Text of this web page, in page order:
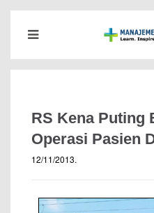
RS Kena Puting
Operasi Pasien
12/11/2013.